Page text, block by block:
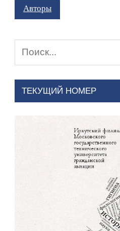
Авторы
ТЕКУЩИЙ НОМЕР